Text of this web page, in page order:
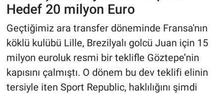
Hedef 20 milyon Euro
Geçtiğimiz ara transfer döneminde Fransa'nın
köklü kulübü Lille, Brezilyalı golcü Juan için 15
milyon euroluk resmi bir teklifle Göztepe’nin
kapısını çalmıştı. O dönem bu dev teklifi elinin
tersiyle iten Sport Republic, haklılığını şimdi